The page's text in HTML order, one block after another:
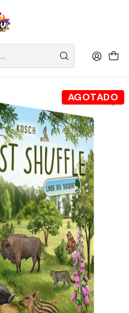
a Regiones sobre
Expansiones
bosque - Español
AGOTADO